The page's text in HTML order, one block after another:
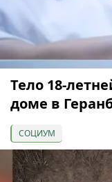
Тело 18-
доме в
СОЦИУМ